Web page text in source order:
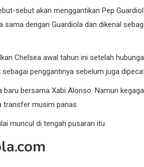
sebut akan menggantikan Pep
sama dengan Guardiola dan dikenal
Chelsea awal tahun ini setelah
penggantinya sebelum juga
baru bersama Xabi Alonso. Namun
transfer musim panas.
muncul di tengah pusaran itu.